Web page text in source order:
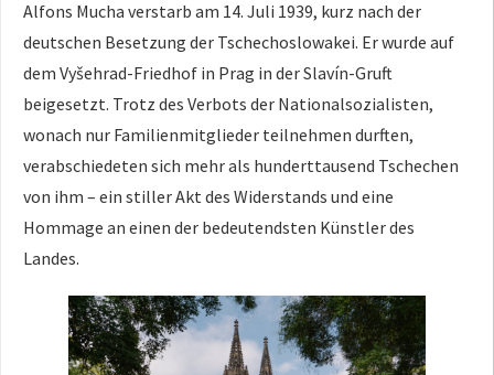
Alfons Mucha verstarb am 14. Juli 1939, kurz nach der
deutschen Besetzung der Tschechoslowakei. Er wurde auf
dem Vyšehrad-Friedhof in Prag in der Slavín-Gruft
beigesetzt. Trotz des Verbots der Nationalsozialisten,
wonach nur Familienmitglieder teilnehmen durften,
verabschiedeten sich mehr als hunderttausend Tschechen
von ihm – ein stiller Akt des Widerstands und eine
Hommage an einen der bedeutendsten Künstler des
Landes.